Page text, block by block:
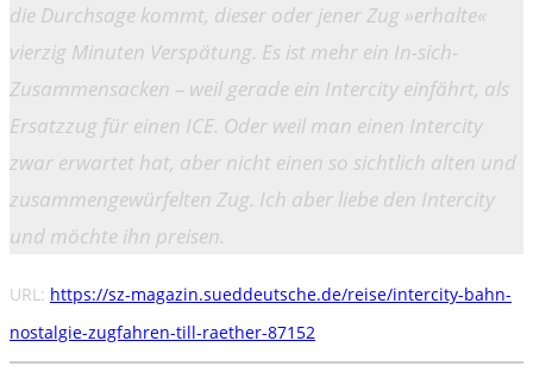
die Durchsage kommt, dieser oder jener Zug »erhalte«
vierzig Minuten Verspätung. Es ist mehr ein In-sich-
Zusammensacken – weil gerade ein Intercity einfährt, als
Ersatzzug für einen ICE. Oder weil man einen Intercity
zwar erwartet hat, aber nicht einen so sichtlich alten und
zusammengewürfelten Zug. Ich aber liebe den Intercity
und möchte ihn preisen.
URL: https://sz-magazin.sueddeutsche.de/reise/intercity-bahn-
nostalgie-zugfahren-till-raether-87152